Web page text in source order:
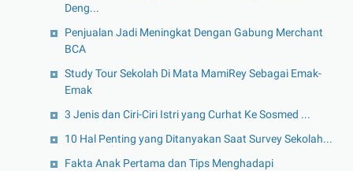
Deng...
Penjualan Jadi Meningkat Dengan Gabung Merchant
BCA
Study Tour Sekolah Di Mata MamiRey Sebagai Emak-
Emak
3 Jenis dan Ciri-Ciri Istri yang Curhat Ke Sosmed ...
10 Hal Penting yang Ditanyakan Saat Survey Sekolah...
Fakta Anak Pertama dan Tips Menghadapi